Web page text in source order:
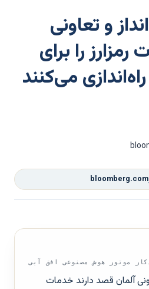
و تعاونی
رمزارز را برای
می‌کنند
bloomberg.com
موتور هوش مصنوعی افق آبی
آلمان قصد دارند خدمات